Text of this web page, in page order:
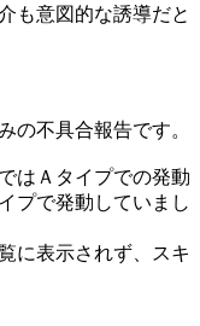
も意図的な誘導だと
の不具合報告です。
はＡタイプでの発動
プで発動していまし
に表示されず、スキ